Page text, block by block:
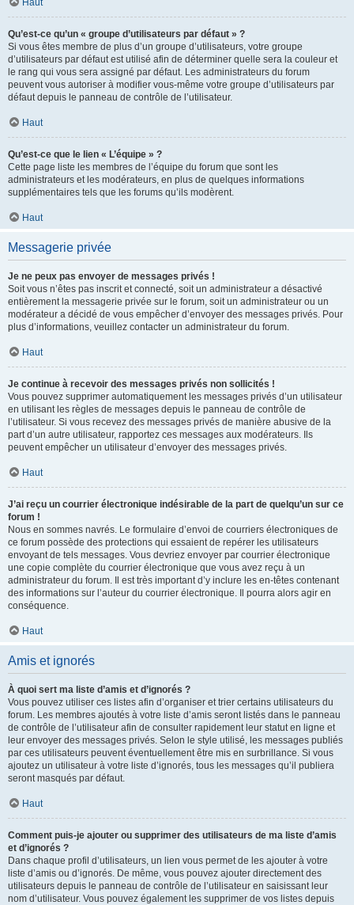
Haut
Qu’est-ce qu’un « groupe d’utilisateurs par défaut » ?
Si vous êtes membre de plus d’un groupe d’utilisateurs, votre groupe
d’utilisateurs par défaut est utilisé afin de déterminer quelle sera la couleur et
le rang qui vous sera assigné par défaut. Les administrateurs du forum
peuvent vous autoriser à modifier vous-même votre groupe d’utilisateurs par
défaut depuis le panneau de contrôle de l’utilisateur.
Haut
Qu’est-ce que le lien « L’équipe » ?
Cette page liste les membres de l’équipe du forum que sont les
administrateurs et les modérateurs, en plus de quelques informations
supplémentaires tels que les forums qu’ils modèrent.
Haut
Messagerie privée
Je ne peux pas envoyer de messages privés !
Soit vous n’êtes pas inscrit et connecté, soit un administrateur a désactivé
entièrement la messagerie privée sur le forum, soit un administrateur ou un
modérateur a décidé de vous empêcher d’envoyer des messages privés. Pour
plus d’informations, veuillez contacter un administrateur du forum.
Haut
Je continue à recevoir des messages privés non sollicités !
Vous pouvez supprimer automatiquement les messages privés d’un utilisateur
en utilisant les règles de messages depuis le panneau de contrôle de
l’utilisateur. Si vous recevez des messages privés de manière abusive de la
part d’un autre utilisateur, rapportez ces messages aux modérateurs. Ils
peuvent empêcher un utilisateur d’envoyer des messages privés.
Haut
J’ai reçu un courrier électronique indésirable de la part de quelqu’un sur ce
forum !
Nous en sommes navrés. Le formulaire d’envoi de courriers électroniques de
ce forum possède des protections qui essaient de repérer les utilisateurs
envoyant de tels messages. Vous devriez envoyer par courrier électronique
une copie complète du courrier électronique que vous avez reçu à un
administrateur du forum. Il est très important d’y inclure les en-têtes contenant
des informations sur l’auteur du courrier électronique. Il pourra alors agir en
conséquence.
Haut
Amis et ignorés
À quoi sert ma liste d’amis et d’ignorés ?
Vous pouvez utiliser ces listes afin d’organiser et trier certains utilisateurs du
forum. Les membres ajoutés à votre liste d’amis seront listés dans le panneau
de contrôle de l’utilisateur afin de consulter rapidement leur statut en ligne et
leur envoyer des messages privés. Selon le style utilisé, les messages publiés
par ces utilisateurs peuvent éventuellement être mis en surbrillance. Si vous
ajoutez un utilisateur à votre liste d’ignorés, tous les messages qu’il publiera
seront masqués par défaut.
Haut
Comment puis-je ajouter ou supprimer des utilisateurs de ma liste d’amis
et d’ignorés ?
Dans chaque profil d’utilisateurs, un lien vous permet de les ajouter à votre
liste d’amis ou d’ignorés. De même, vous pouvez ajouter directement des
utilisateurs depuis le panneau de contrôle de l’utilisateur en saisissant leur
nom d’utilisateur. Vous pouvez également les supprimer de vos listes depuis